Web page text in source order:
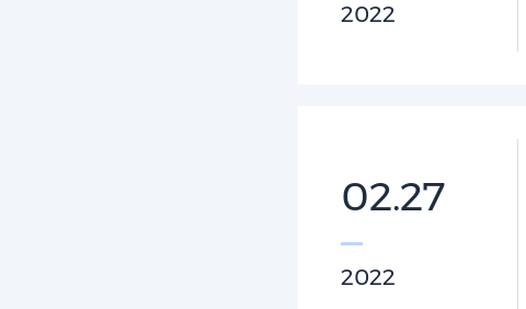
2022
02.27
2022